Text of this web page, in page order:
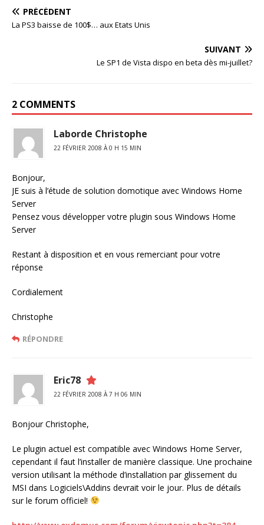
PRÉCÉDENT
La PS3 baisse de 100$… aux Etats Unis
SUIVANT
Le SP1 de Vista dispo en beta dès mi-juillet?
2 COMMENTS
Laborde Christophe
22 FÉVRIER 2008 À 0 H 15 MIN
Bonjour,
JE suis à l’étude de solution domotique avec Windows Home
Server
Pensez vous développer votre plugin sous Windows Home
Server
Restant à disposition et en vous remerciant pour votre
réponse
Cordialement
Christophe
RÉPONDRE
Eric78
22 FÉVRIER 2008 À 7 H 06 MIN
Bonjour Christophe,
Le plugin actuel est compatible avec Windows Home Server,
cependant il faut l’installer de manière classique. Une prochaine
version utilisant la méthode d’installation par glissement du
MSI dans Logiciels\Addins devrait voir le jour. Plus de détails
sur le forum officiel!